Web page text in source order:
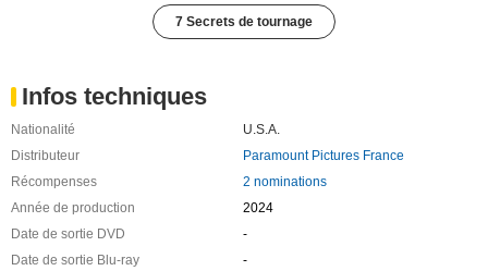
7 Secrets de tournage
Infos techniques
Nationalité
U.S.A.
Distributeur
Paramount Pictures France
Récompenses
2 nominations
Année de production
2024
Date de sortie DVD
-
Date de sortie Blu-ray
-